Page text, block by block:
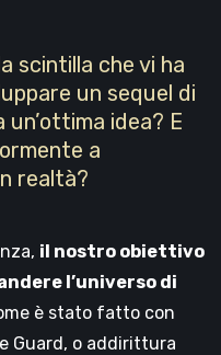
scintilla che vi ha
un sequel di
idea? E
a
realtà?
il nostro obiettivo
l’universo di
è stato fatto con
Guard, o addirittura